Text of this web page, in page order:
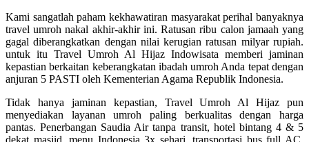
Kami sangatlah paham kekhawatiran masyarakat perihal banyaknya
travel umroh nakal akhir-akhir ini. Ratusan ribu calon jamaah yang
gagal diberangkatkan dengan nilai kerugian ratusan milyar rupiah.
untuk itu Travel Umroh Al Hijaz Indowisata memberi jaminan
kepastian berkaitan keberangkatan ibadah umroh Anda tepat dengan
anjuran 5 PASTI oleh Kementerian Agama Republik Indonesia.
Tidak hanya jaminan kepastian, Travel Umroh Al Hijaz pun
menyediakan layanan umroh paling berkualitas dengan harga
pantas. Penerbangan Saudia Air tanpa transit, hotel bintang 4 & 5
dekat masjid, menu Indonesia 3x sehari, transportasi bus full AC,